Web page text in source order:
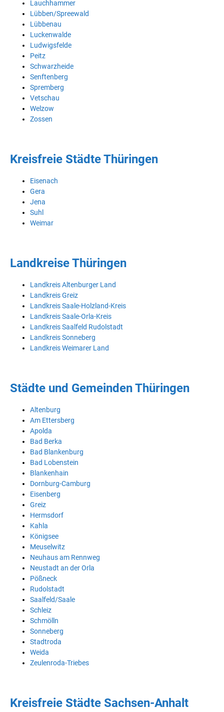
Lauchhammer
Lübben/Spreewald
Lübbenau
Luckenwalde
Ludwigsfelde
Peitz
Schwarzheide
Senftenberg
Spremberg
Vetschau
Welzow
Zossen
Kreisfreie Städte Thüringen
Eisenach
Gera
Jena
Suhl
Weimar
Landkreise Thüringen
Landkreis Altenburger Land
Landkreis Greiz
Landkreis Saale-Holzland-Kreis
Landkreis Saale-Orla-Kreis
Landkreis Saalfeld Rudolstadt
Landkreis Sonneberg
Landkreis Weimarer Land
Städte und Gemeinden Thüringen
Altenburg
Am Ettersberg
Apolda
Bad Berka
Bad Blankenburg
Bad Lobenstein
Blankenhain
Dornburg-Camburg
Eisenberg
Greiz
Hermsdorf
Kahla
Königsee
Meuselwitz
Neuhaus am Rennweg
Neustadt an der Orla
Pößneck
Rudolstadt
Saalfeld/Saale
Schleiz
Schmölln
Sonneberg
Stadtroda
Weida
Zeulenroda-Triebes
Kreisfreie Städte Sachsen-Anhalt